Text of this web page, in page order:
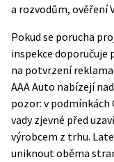
a rozvodům, ověření
Pokud se porucha
inspekce doporučuje
na potvrzení
AAA Auto nabízejí
pozor: v podmínkách
vady zjevné před
výrobcem z trhu.
uniknout oběma